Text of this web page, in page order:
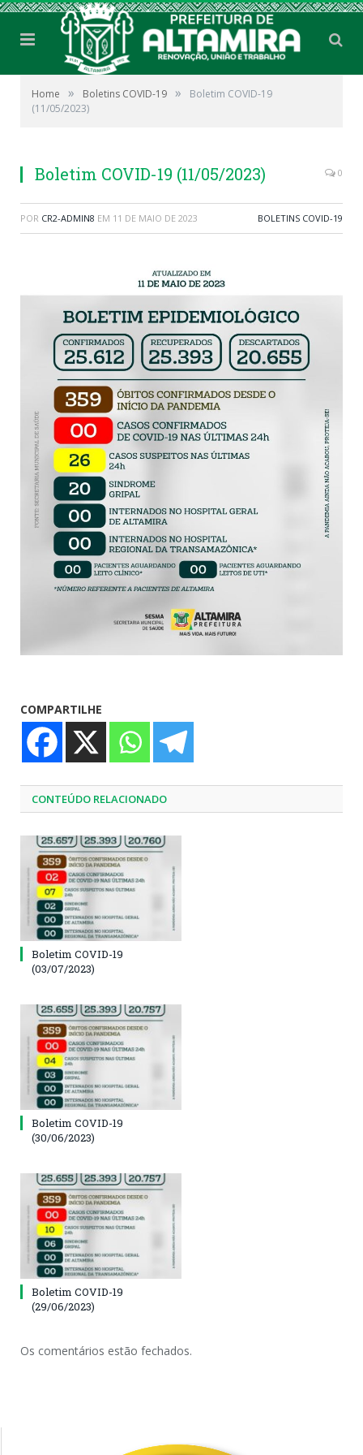
Home » Boletins COVID-19 »
Boletim COVID-19
(11/05/2023)
Boletim COVID-19 (11/05/2023) 0
POR CR2-ADMIN8 EM 11 DE MAIO DE 2023 BOLETINS COVID-19
COMPARTILHE
CONTEÚDO RELACIONADO
Boletim COVID-19
(03/07/2023)
Boletim COVID-19
(30/06/2023)
Boletim COVID-19
(29/06/2023)
Os comentários estão fechados.